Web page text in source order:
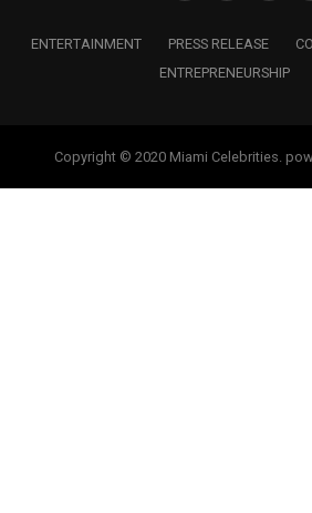
ENTERTAINMENT PRESS RELEASE
ENTREPRENEURSHIP
Copyright © 2020 Miami Celebrities.